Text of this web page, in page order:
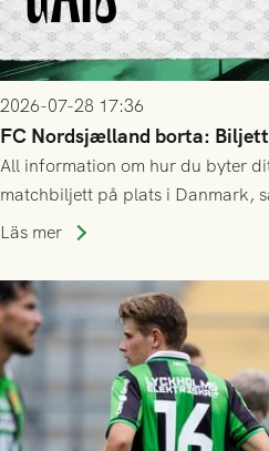
2026-07-28 17:36
FC Nordsjælland borta:
All information om hur du byter
matchbiljett på plats i Danmark,
som står på reservlista eller fått
Läs mer